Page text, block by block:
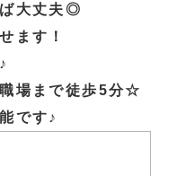
大丈夫◎
ます！
場まで徒歩5分☆
です♪